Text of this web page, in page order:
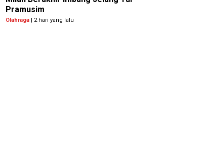
Pramusim
Olahraga | 2 hari yang lalu